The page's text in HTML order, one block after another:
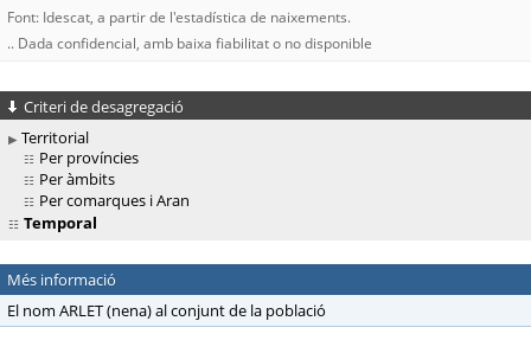
Font: Idescat, a partir de l'estadística de naixements.
.. Dada confidencial, amb baixa fiabilitat o no disponible
Criteri de desagregació
Territorial
Per províncies
Per àmbits
Per comarques i Aran
Temporal
Més informació
El nom ARLET (nena) al conjunt de la població